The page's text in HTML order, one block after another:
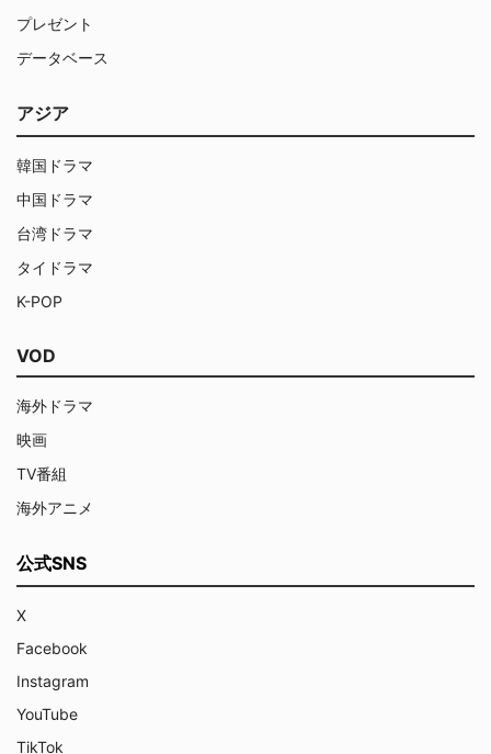
プレゼント
データベース
アジア
韓国ドラマ
中国ドラマ
台湾ドラマ
タイドラマ
K-POP
VOD
海外ドラマ
映画
TV番組
海外アニメ
公式SNS
X
Facebook
Instagram
YouTube
TikTok